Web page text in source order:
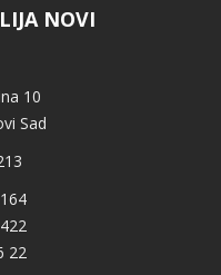
NOVI
10
Sad
22